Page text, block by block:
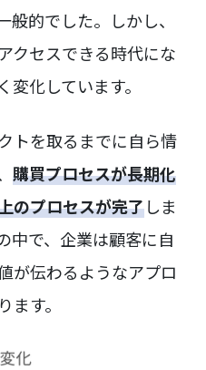
的でした。しかし、
クセスできる時代にな
化しています。
トを取るまでに自ら情
購買プロセスが長期化
のプロセスが完了しま
中で、企業は顧客に自
が伝わるようなアプロ
す。